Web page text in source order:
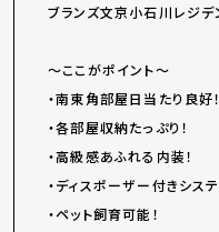
ブランズ文京小石川レジ
～ここがポイント～
・南東角部屋日当たり良好！
・各部屋収納たっぷり！
・高級感あふれる内装！
・ディスポーザー付きシステ
・ペット飼育可能！